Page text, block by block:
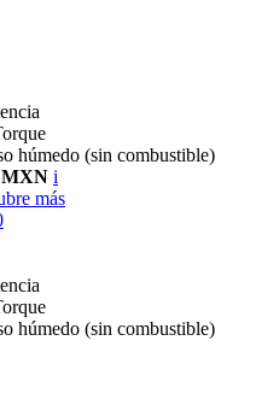
húmedo (sin combustible)
MXN i
más
húmedo (sin combustible)